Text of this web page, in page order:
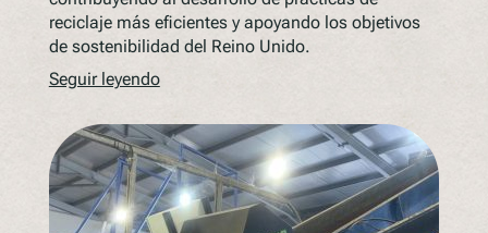
reciclaje más eficientes y apoyando los objetivos
de sostenibilidad del Reino Unido.
Seguir leyendo